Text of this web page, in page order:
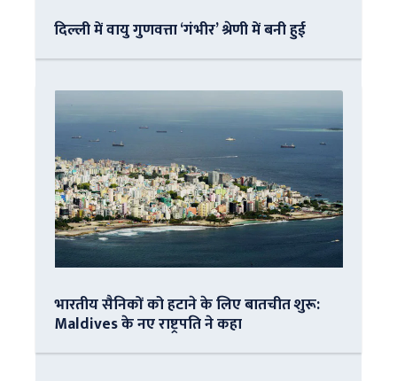
दिल्ली में वायु गुणवत्ता ‘गंभीर’ श्रेणी में बनी हुई
भारतीय सैनिकों को हटाने के लिए बातचीत शुरू:
Maldives के नए राष्ट्रपति ने कहा